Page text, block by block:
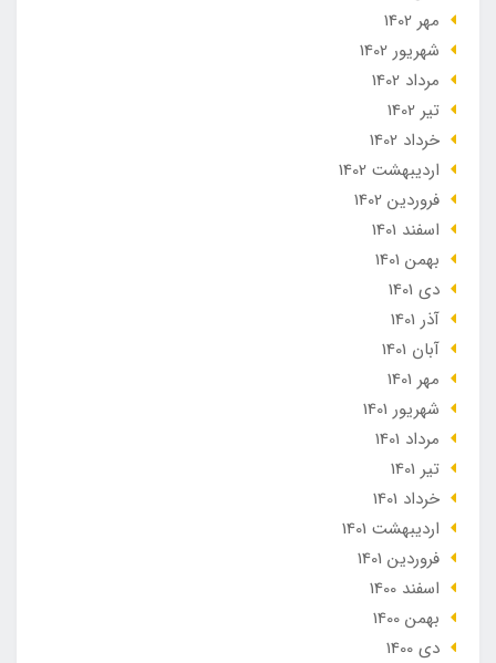
مهر 1402
شهریور 1402
مرداد 1402
تير 1402
خرداد 1402
ارديبهشت 1402
فروردین 1402
اسفند 1401
بهمن 1401
دی 1401
آذر 1401
آبان 1401
مهر 1401
شهریور 1401
مرداد 1401
تير 1401
خرداد 1401
ارديبهشت 1401
فروردین 1401
اسفند 1400
بهمن 1400
دی 1400